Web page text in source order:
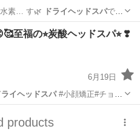
素… す🌿 ドライヘッドスパで頭
パ＋高濃度水素…
容 ドライヘッドスパ
至福の⭐︎炭酸ヘッドスパ⭐︎ ❣️
6月19日
ライヘッドスパ#小顔矯正#チョイ